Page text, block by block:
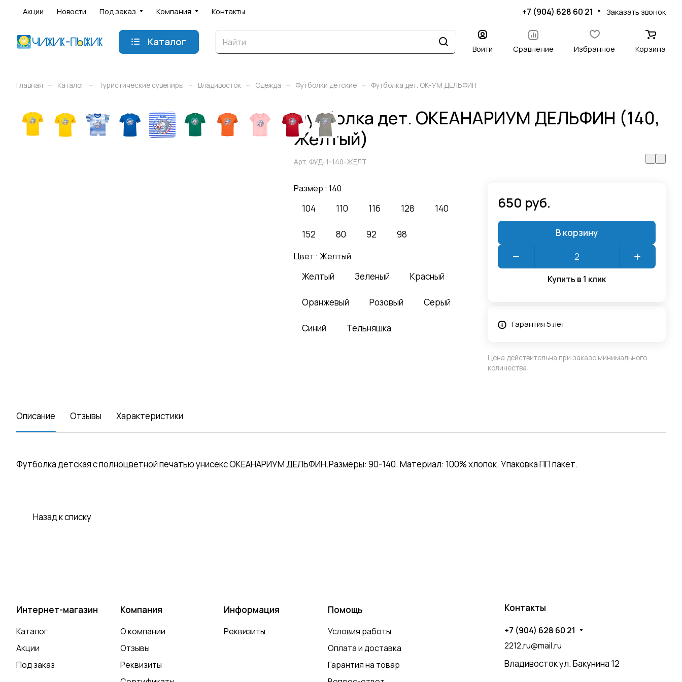
Акции Новости Под заказ Компания Контакты +7 (904) 628 60 21 Заказать звонок
Каталог
Войти Сравнение Избранное Корзина
Главная – Каталог – Туристические сувениры – Владивосток – Одежда – Футболки детские – Футболка дет. ОК-УМ ДЕЛЬФИН
Футболка дет. ОКЕАНАРИУМ ДЕЛЬФИН (140,
Желтый)
Арт. ФУД-1-140-ЖЕЛТ
Размер : 140
104 110 116 128 140
152 80 92 98
Цвет : Желтый
Желтый Зеленый Красный
Оранжевый Розовый Серый
Синий Тельняшка
650 руб.
В корзину
Купить в 1 клик
Гарантия 5 лет
Цена действительна при заказе минимального
количества
Описание Отзывы Характеристики
Футболка детская с полноцветной печатью унисекс ОКЕАНАРИУМ ДЕЛЬФИН.Размеры: 90-140. Материал: 100% хлопок. Упаковка ПП пакет.
Назад к списку
Интернет-магазин
Каталог
Акции
Под заказ
Компания
О компании
Отзывы
Реквизиты
Информация
Реквизиты
Помощь
Условия работы
Оплата и доставка
Гарантия на товар
Контакты
+7 (904) 628 60 21
2212.ru@mail.ru
Владивосток ул. Бакунина 12